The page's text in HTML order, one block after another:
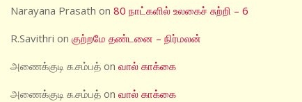
Narayana Prasath on80 நாட்களில் உலகைச் சுற்றி – 6
R.Savithri onகுற்றமே தண்டனை – நிர்மலன்
அணைக்குடி சு.சம்பத் onவால் காக்கை
அணைக்குடி சு.சம்பத் onவால் காக்கை